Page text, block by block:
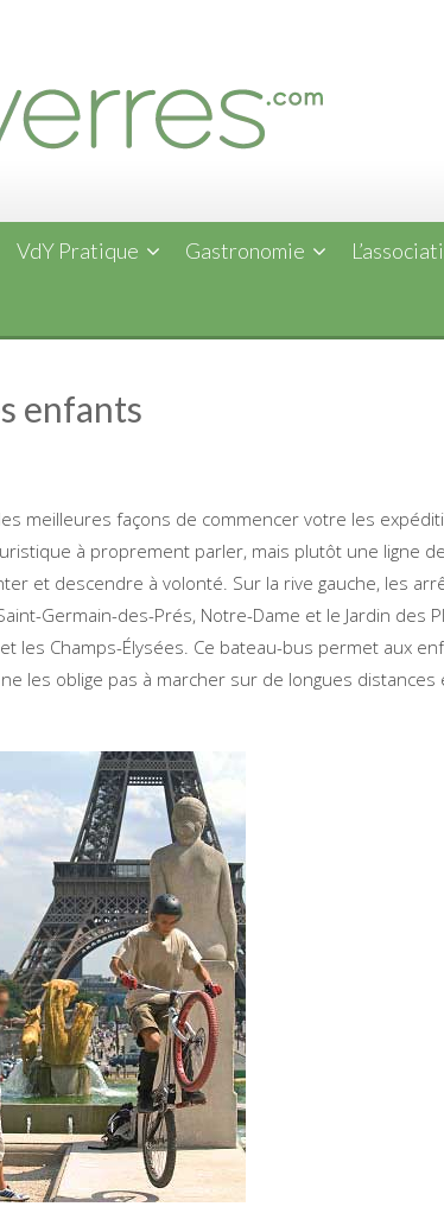
VdY Pratique Gastronomie
enfants
meilleures façons de commencer votre les
à proprement parler, mais plutôt une ligne
et descendre à volonté. Sur la rive gauche, les
Germain-des-Prés, Notre-Dame et le Jardin des
les Champs-Élysées. Ce bateau-bus permet aux
les oblige pas à marcher sur de longues